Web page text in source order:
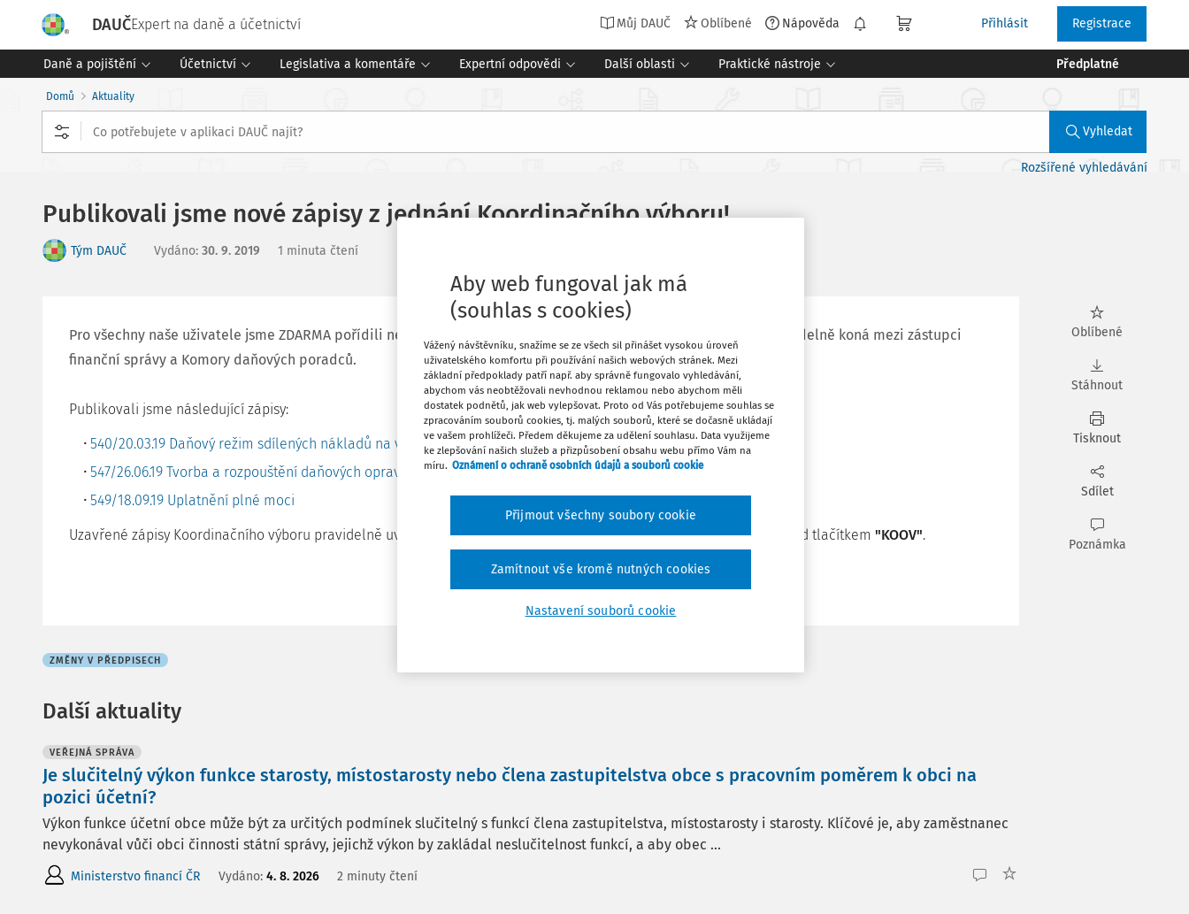
DAUČExpert na daně a účetnictví Můj DAUČ Oblíbené Nápověda Přihlásit Registrace
Daně a pojištění Účetnictví Legislativa a komentáře Expertní odpovědi Další oblasti Praktické nástroje Předplatné
Domů Aktuality
Vyhledat
Rozšířené vyhledávání
Publikovali jsme nové zápisy z jednání Koordinačního výboru!
Tým DAUČ Vydáno: 30. 9. 2019 1 minuta čtení
Pro všechny naše uživatele jsme ZDARMA pořídili nejnovější zápisy z jednání Koordinačního výboru, které se pravidelně koná mezi zástupci
finanční správy a Komory daňových poradců.
Publikovali jsme následující zápisy:
540/20.03.19 Daňový režim sdílených nákladů na výzkum a vývoj
547/26.06.19 Tvorba a rozpouštění daňových opravných položek v situaci jednoho či více spoludlužníků
549/18.09.19 Uplatnění plné moci
Uzavřené zápisy Koordinačního výboru pravidelně uveřejňujeme v sekciObsah - Nejnovější právní předpisy , zde pod tlačítkem "KOOV".
ZMĚNY V PŘEDPISECH
Další aktuality
VEŘEJNÁ SPRÁVA
Je slučitelný výkon funkce starosty, místostarosty nebo člena zastupitelstva obce s pracovním poměrem k obci na
pozici účetní?
Výkon funkce účetní obce může být za určitých podmínek slučitelný s funkcí člena zastupitelstva, místostarosty i starosty. Klíčové je, aby zaměstnanec
nevykonával vůči obci činnosti státní správy, jejichž výkon by zakládal neslučitelnost funkcí, a aby obec ...
Ministerstvo financí ČR Vydáno: 4. 8. 2026 2 minuty čtení
Oblíbené
Stáhnout
Tisknout
Sdílet
Poznámka
Aby web fungoval jak má
(souhlas s cookies)
Vážený návštěvníku, snažíme se ze všech sil přinášet vysokou úroveň
uživatelského komfortu při používání našich webových stránek. Mezi
základní předpoklady patří např. aby správně fungovalo vyhledávání,
abychom vás neobtěžovali nevhodnou reklamou nebo abychom měli
dostatek podnětů, jak web vylepšovat. Proto od Vás potřebujeme souhlas se
zpracováním souborů cookies, tj. malých souborů, které se dočasně ukládají
ve vašem prohlížeči. Předem děkujeme za udělení souhlasu. Data využijeme
ke zlepšování našich služeb a přizpůsobení obsahu webu přímo Vám na
míru. Oznámení o ochraně osobních údajů a souborů cookie
Nastavení souborů cookie
Zamítnout vše kromě nutných cookies
Přijmout všechny soubory cookie